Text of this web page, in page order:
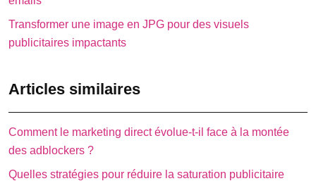
Transformer une image en JPG pour des visuels
publicitaires impactants
Articles similaires
Comment le marketing direct évolue-t-il face à la montée
des adblockers ?
Quelles stratégies pour réduire la saturation publicitaire